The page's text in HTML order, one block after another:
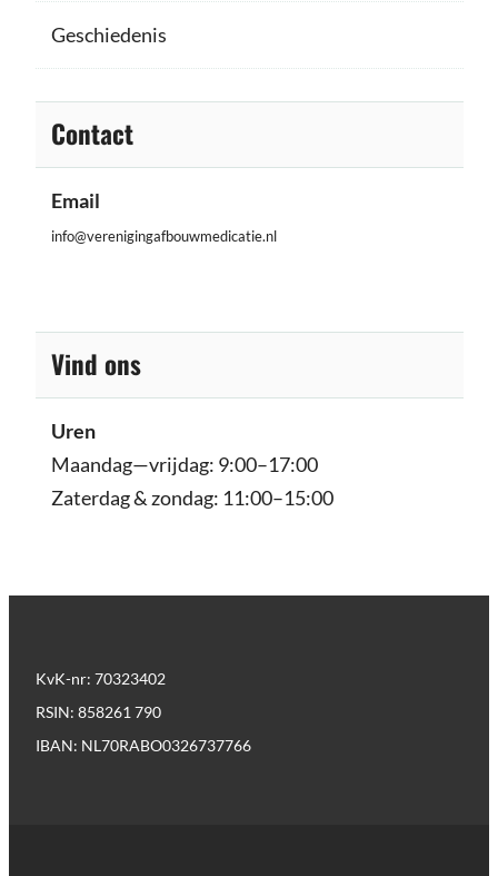
Geschiedenis
Contact
Email
info@verenigingafbouwmedicatie.nl
Vind ons
Uren
Maandag—vrijdag: 9:00–17:00
Zaterdag & zondag: 11:00–15:00
KvK-nr: 70323402
RSIN: 858261 790
IBAN: NL70RABO0326737766